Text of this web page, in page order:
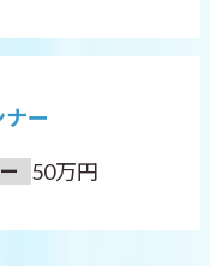
ー
50万円